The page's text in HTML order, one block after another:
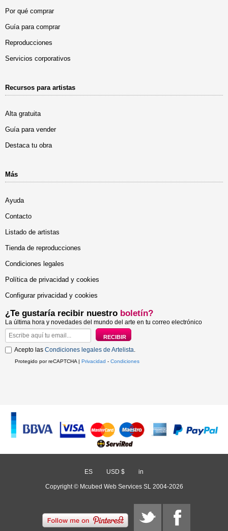
Por qué comprar
Guía para comprar
Reproducciones
Servicios corporativos
Recursos para artistas
Alta gratuita
Guía para vender
Destaca tu obra
Más
Ayuda
Contacto
Listado de artistas
Tienda de reproducciones
Condiciones legales
Política de privacidad y cookies
Configurar privacidad y cookies
¿Te gustaría recibir nuestro boletín?
La última hora y novedades del mundo del arte en tu correo electrónico
Acepto las Condiciones legales de Artelista.
Protegido por reCAPTCHA | Privacidad - Condiciones
ES USD $ in
Copyright © Mcubed Web Services SL 2004-2026